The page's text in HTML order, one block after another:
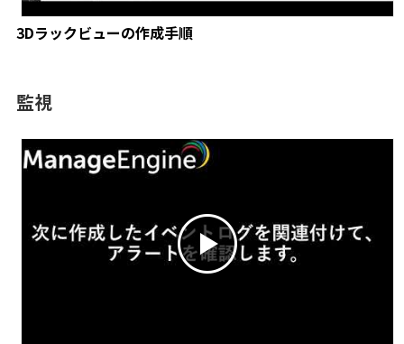
3Dラックビューの作成手順
監視